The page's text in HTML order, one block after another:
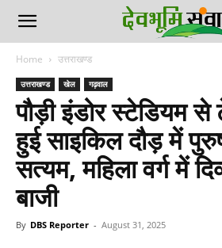
Home उत्तराखण्ड
उत्तराखण्ड खेल गढ़वाल
पौड़ी इंडोर स्टेडियम से
हुई साइकिल दौड़ में
सत्यम, महिला वर्ग में
बाजी
By DBS Reporter - August 31, 2025